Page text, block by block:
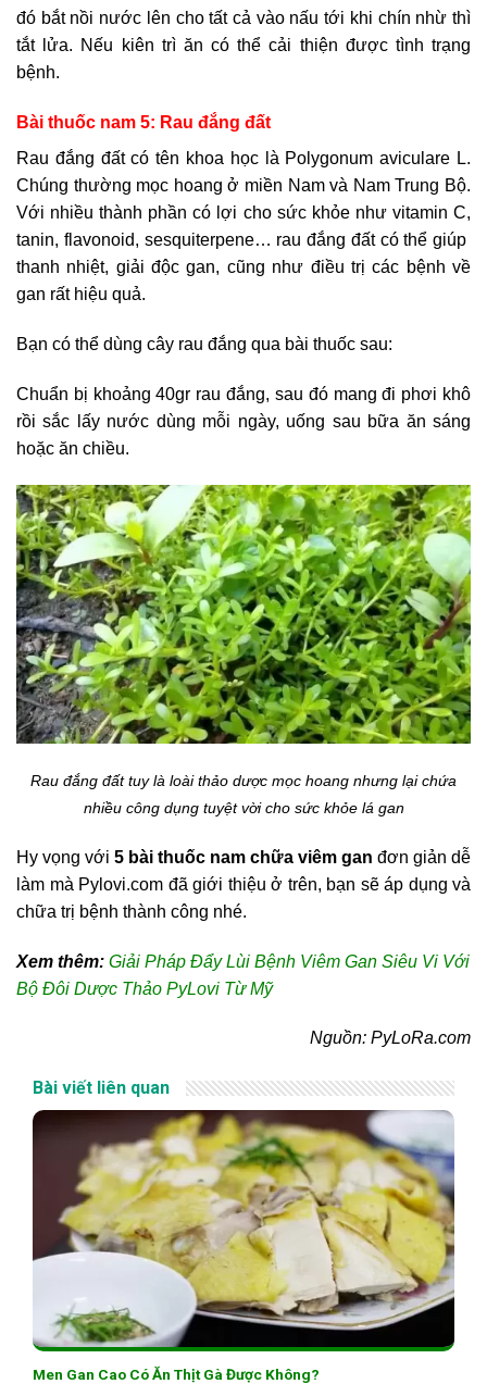
đó bắt nồi nước lên cho tất cả vào nấu tới khi chín nhừ thì
tắt lửa. Nếu kiên trì ăn có thể cải thiện được tình trạng
bệnh.
Bài thuốc nam 5: Rau đắng đất
Rau đắng đất có tên khoa học là Polygonum aviculare L.
Chúng thường mọc hoang ở miền Nam và Nam Trung Bộ.
Với nhiều thành phần có lợi cho sức khỏe như vitamin C,
tanin, flavonoid, sesquiterpene… rau đắng đất có thể giúp
thanh nhiệt, giải độc gan, cũng như điều trị các bệnh về
gan rất hiệu quả.
Bạn có thể dùng cây rau đắng qua bài thuốc sau:
Chuẩn bị khoảng 40gr rau đắng, sau đó mang đi phơi khô
rồi sắc lấy nước dùng mỗi ngày, uống sau bữa ăn sáng
hoặc ăn chiều.
Rau đắng đất tuy là loài thảo dược mọc hoang nhưng lại chứa
nhiều công dụng tuyệt vời cho sức khỏe lá gan
Hy vọng với 5 bài thuốc nam chữa viêm gan đơn giản dễ
làm mà Pylovi.com đã giới thiệu ở trên, bạn sẽ áp dụng và
chữa trị bệnh thành công nhé.
Xem thêm: Giải Pháp Đẩy Lùi Bệnh Viêm Gan Siêu Vi Với
Bộ Đôi Dược Thảo PyLovi Từ Mỹ
Nguồn: PyLoRa.com
Bài viết liên quan
Men Gan Cao Có Ăn Thịt Gà Được Không?